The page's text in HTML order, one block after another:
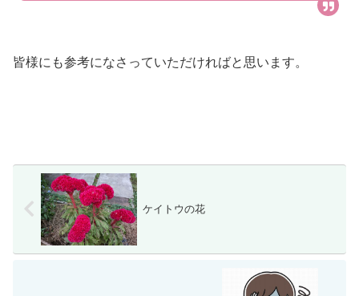
皆様にも参考になさっていただければと思います。
ケイトウの花